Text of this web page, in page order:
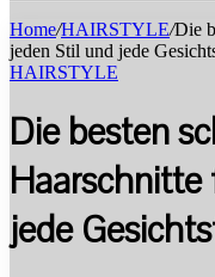
Home/HAIRSTYLE/Die
jeden Stil und jede
HAIRSTYLE
Die besten
jede